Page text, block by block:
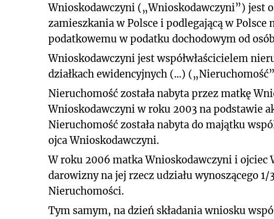
Wnioskodawczyni („Wnioskodawczyni”) jest
zamieszkania w Polsce i podlegającą w
podatkowemu w podatku dochodowym od
Wnioskodawczyni jest współwłaścicielem
działkach ewidencyjnych (...)
Nieruchomość została nabyta przez matkę
Wnioskodawczyni w roku 2003 na podstawie
Nieruchomość została nabyta do majątku
ojca Wnioskodawczyni.
W roku 2006 matka Wnioskodawczyni i ojciec
darowizny na jej rzecz udziału wynoszącego 1/
Nieruchomości.
Tym samym, na dzień składania wniosku